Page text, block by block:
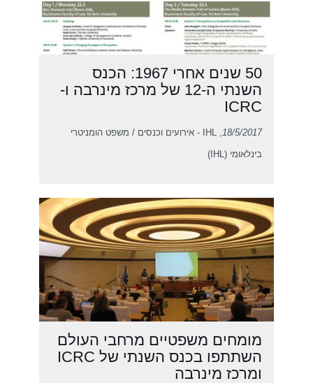
50 שנים אחרי 1967: הכנס
השנתי ה-12 של מרכז מינרבה ו-
ICRC
18/5/2017 , IHL - אירועים וכנסים / משפט הומניטרי
בינלאומי (IHL)
מומחים משפטיים מרחבי העולם
השתתפו בכנס השנתי של ICRC
ומרכז מינרבה